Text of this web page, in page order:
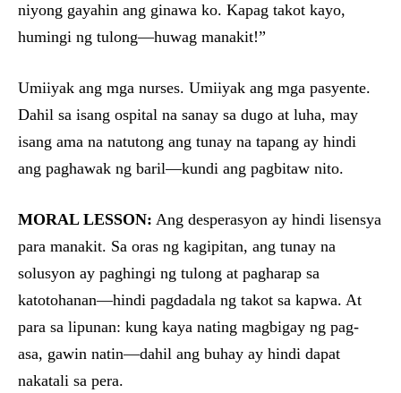
niyong gayahin ang ginawa ko. Kapag takot kayo,
humingi ng tulong—huwag manakit!”
Umiiyak ang mga nurses. Umiiyak ang mga pasyente.
Dahil sa isang ospital na sanay sa dugo at luha, may
isang ama na natutong ang tunay na tapang ay hindi
ang paghawak ng baril—kundi ang pagbitaw nito.
MORAL LESSON: Ang desperasyon ay hindi lisensya
para manakit. Sa oras ng kagipitan, ang tunay na
solusyon ay paghingi ng tulong at pagharap sa
katotohanan—hindi pagdadala ng takot sa kapwa. At
para sa lipunan: kung kaya nating magbigay ng pag-
asa, gawin natin—dahil ang buhay ay hindi dapat
nakatali sa pera.